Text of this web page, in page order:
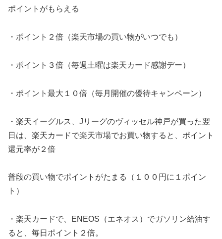
ポイントがもらえる
・ポイント２倍（楽天市場の買い物がいつでも）
・ポイント３倍（毎週土曜は楽天カード感謝デー）
・ポイント最大１０倍（毎月開催の優待キャンペーン）
・楽天イーグルス、Jリーグのヴィッセル神戸が買った翌
日は、楽天カードで楽天市場でお買い物すると、ポイント
還元率が２倍
普段の買い物でポイントがたまる（１００円に１ポイン
ト）
・楽天カードで、ENEOS（エネオス）でガソリン給油す
ると、毎日ポイント２倍。